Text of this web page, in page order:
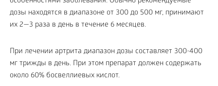
дозы находятся в диапазоне от 300 до 500 мг, принимают
их 2—3 раза в день в течение 6 месяцев.
При лечении артрита диапазон дозы составляет 300-400
мг трижды в день. При этом препарат должен содержать
около 60% босвеллиевых кислот.